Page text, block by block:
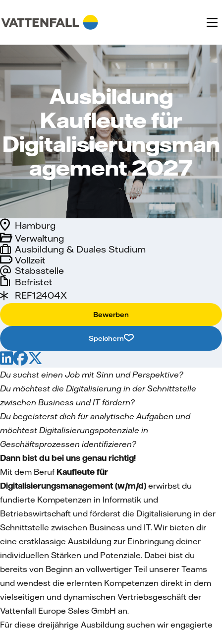
Ausbildung
Kaufleute für
Digitalisierungsman
agement 2027
Vollzeit
Stabsstelle
Verwaltung
Hamburg
Ausbildung & Duales Studium
Befristet
REF12404X
Bewerben
Speichern
Du suchst einen Job mit Sinn und Perspektive?
Du möchtest die Digitalisierung in der Schnittstelle
zwischen Business und IT fördern?
Du begeisterst dich für analytische Aufgaben und
möchtest Digitalisierungspotenziale in
Geschäftsprozessen identifizieren?
Dann bist du bei uns genau richtig!
Mit dem Beruf Kaufleute für
Digitalisierungsmanagement (w/m/d) erwirbst du
fundierte Kompetenzen in Informatik und
Betriebswirtschaft und förderst die Digitalisierung in der
Schnittstelle zwischen Business und IT. Wir bieten dir
eine erstklassige Ausbildung zur Einbringung deiner
individuellen Stärken und Potenziale. Dabei bist du
bereits von Beginn an vollwertiger Teil unserer Teams
und wendest die erlernten Kompetenzen direkt in dem
vielseitigen und dynamischen Vertriebsgeschäft der
Vattenfall Europe Sales GmbH an.
Für diese dreijährige Ausbildung suchen wir engagierte